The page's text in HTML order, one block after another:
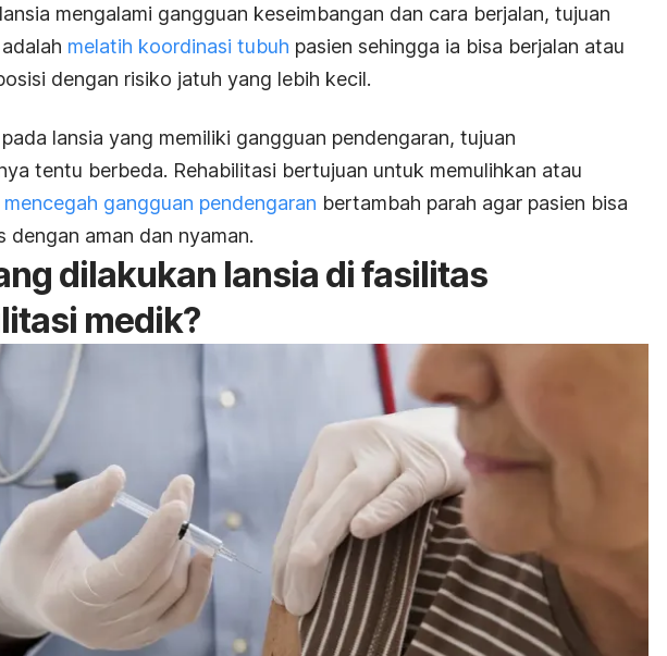
mengalami gangguan keseimbangan dan cara berjalan, tujuan
melatih koordinasi tubuh pasien sehingga ia bisa berjalan atau
dengan risiko jatuh yang lebih kecil.
lansia yang memiliki gangguan pendengaran, tujuan
tentu berbeda. Rehabilitasi bertujuan untuk memulihkan atau
mencegah gangguan pendengaran bertambah parah agar pasien bisa
dengan aman dan nyaman.
dilakukan lansia di fasilitas
medik?